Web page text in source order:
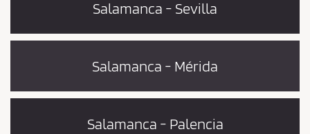
Salamanca - Sevilla
Salamanca - Mérida
Salamanca - Palencia